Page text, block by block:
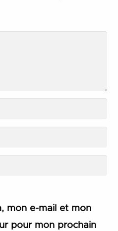
mon e-mail et mon
pour mon prochain